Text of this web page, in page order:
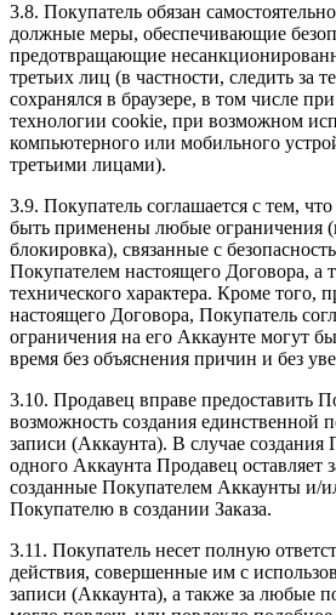
3.8. Покупатель обязан
должные меры, обеспечивающие
предотвращающие
третьих лиц (в частности, следить за
сохранялся в браузере, в том числе
технологии cookie, при возможном
компьютерного или мобильного
третьими лицами).
3.9. Покупатель соглашается с тем,
быть применены любые ограничения
блокировка), связанные с
Покупателем настоящего Договора, а
технического характера. Кроме того,
настоящего Договора, Покупатель
ограничения на его Аккаунте могут
время без объяснения причин и без
3.10. Продавец вправе предоставить
возможность создания единственной
записи (Аккаунта). В случае создания
одного Аккаунта Продавец оставляет
созданные Покупателем Аккаунты и/
Покупателю в создании Заказа.
3.11. Покупатель несет полную
действия, совершенные им с
записи (Аккаунта), а также за любые